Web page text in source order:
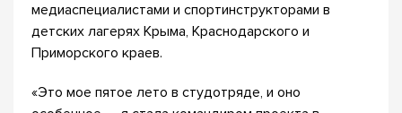
медиаспециалистами и спортинструкторами в
детских лагерях Крыма, Краснодарского и
Приморского краев.
«Это мое пятое лето в студотряде, и оно